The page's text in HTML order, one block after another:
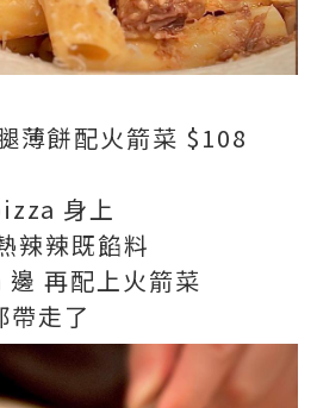
薄餅配火箭菜 $108
身上
辣辣既餡料
再配上火箭菜
帶走了